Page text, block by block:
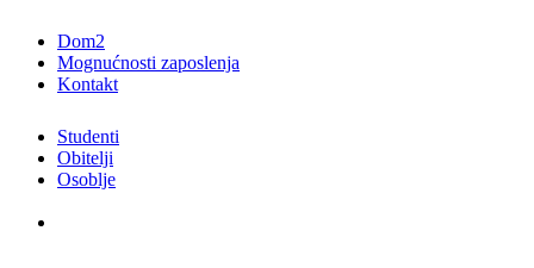
Dom2
Mognućnosti zaposlenja
Kontakt
Studenti
Obitelji
Osoblje